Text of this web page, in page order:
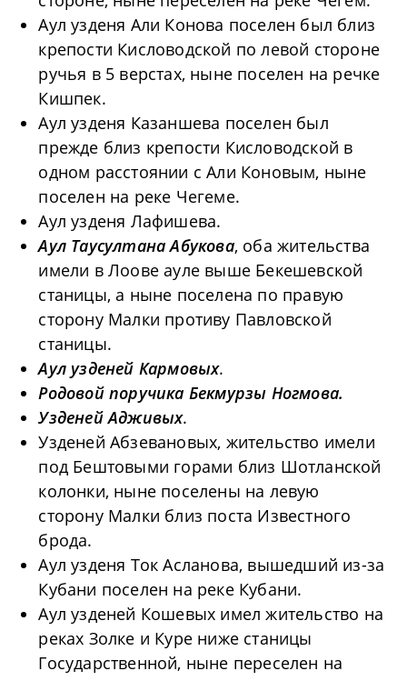
Аул узденя Али Конова поселен был близ
крепости Кисловодской по левой стороне
ручья в 5 верстах, ныне поселен на речке
Кишпек.
Аул узденя Казаншева поселен был
прежде близ крепости Кисловодской в
одном расстоянии с Али Коновым, ныне
поселен на реке Чегеме.
Аул узденя Лафишева.
Аул Таусултана Абукова, оба жительства
имели в Лоове ауле выше Бекешевской
станицы, а ныне поселена по правую
сторону Малки противу Павловской
станицы.
Аул узденей Кармовых.
Родовой поручика Бекмурзы Ногмова.
Узденей Адживых.
Узденей Абзевановых, жительство имели
под Бештовыми горами близ Шотланской
колонки, ныне поселены на левую
сторону Малки близ поста Известного
брода.
Аул узденя Ток Асланова, вышедший из-за
Кубани поселен на реке Кубани.
Аул узденей Кошевых имел жительство на
реках Золке и Куре ниже станицы
Государственной, ныне переселен на